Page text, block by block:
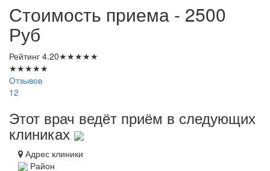
Стоимость приема - 2500
Руб
Рейтинг 4.20★★★★★
★★★★★
Отзывов
12
Этот врач ведёт приём в следующих
клиниках
Адрес клиники
Район